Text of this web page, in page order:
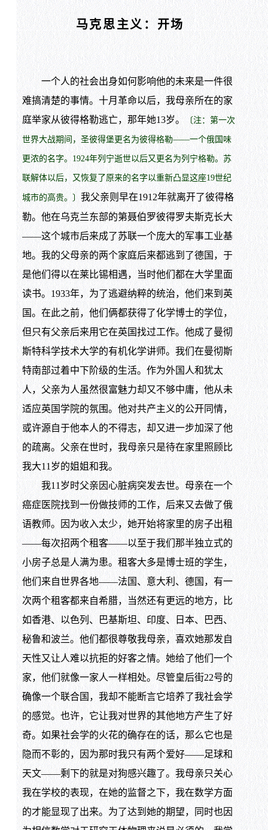
马克思主义：开场
一个人的社会出身如何影响他的未来是一件很
难搞清楚的事情。十月革命以后，我母亲所在的家
庭举家从彼得格勒逃亡，那年她13岁。
〔注：第一次
世界大战期间，圣彼得堡更名为彼得格勒——一个俄国味
更浓的名字。1924年列宁逝世以后又更名为列宁格勒。苏
联解体以后，又恢复了原来的名字以重新凸显这座19世纪
城市的高贵。〕 我父亲则早在1912年就离开了彼得格
勒。他在乌克兰东部的第聂伯罗彼得罗夫斯克长大
——这个城市后来成了苏联一个庞大的军事工业基
地。我的父母亲的两个家庭后来都逃到了德国，于
是他们得以在莱比锡相遇，当时他们都在大学里面
读书。1933年，为了逃避纳粹的统治，他们来到英
国。在此之前，他们俩都获得了化学博士的学位，
但只有父亲后来用它在英国找过工作。他成了曼彻
斯特科学技术大学的有机化学讲师。我们在曼彻斯
特南部过着中下阶级的生活。作为外国人和犹太
人，父亲为人虽然很富魅力却又不够中庸，他从未
适应英国学院的氛围。他对共产主义的公开同情，
或许源自于他本人的不得志，却又进一步加深了他
的疏离。父亲在世时，我母亲只是待在家里照顾比
我大11岁的姐姐和我。
我11岁时父亲因心脏病突发去世。母亲在一个
癌症医院找到一份做技师的工作，后来又去做了俄
语教师。因为收入太少，她开始将家里的房子出租
——每次招两个租客——以至于我们那半独立式的
小房子总是人满为患。租客大多是博士班的学生，
他们来自世界各地——法国、意大利、德国，有一
次两个租客都来自希腊，当然还有更远的地方，比
如香港、以色列、巴基斯坦、印度、日本、巴西、
秘鲁和波兰。他们都很尊敬我母亲，喜欢她那发自
天性又让人难以抗拒的好客之情。她给了他们一个
家，他们就像一家人一样相处。尽管皇后街22号的
确像一个联合国，我却不能断言它培养了我社会学
的感觉。也许，它让我对世界的其他地方产生了好
奇。如果社会学的火花的确存在的话，那么它也是
隐而不彰的，因为那时我只有两个爱好——足球和
天文——剩下的就是对狗感兴趣了。我母亲只关心
我在学校的表现，在她的监督之下，我在数学方面
的才能显现了出来。为了达到她的期望，同时也因